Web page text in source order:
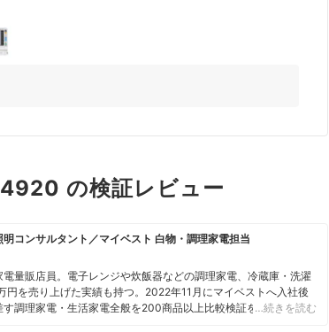
の検証レビュー
コンサルタント／マイベスト 白物・調理家電担当
量販店員。電子レンジや炊飯器などの調理家電、冷蔵庫・洗濯
を売り上げた実績も持つ。2022年11月にマイベストへ入社後
調理家電・生活家電全般を200商品以上比較検証を行う。各商
…続きを読む